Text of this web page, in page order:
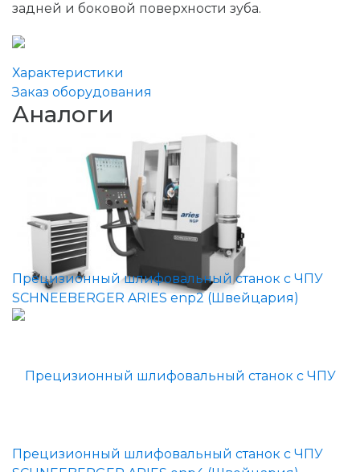
задней и боковой поверхности зуба.
Характеристики
Заказ оборудования
Аналоги
Прецизионный шлифовальный станок с ЧПУ
SCHNEEBERGER ARIES enp2 (Швейцария)
Прецизионный шлифовальный станок с ЧПУ